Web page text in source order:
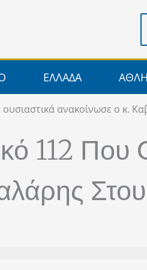
ΕΛΛΑΔΑ
ανακοίνωσε ο κ.
112 Που